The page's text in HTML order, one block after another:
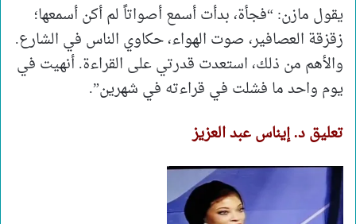
يقول مازن: “فجأة، بدأت أسمع أصواتاً لم أكن أسمعها؛
زقزقة العصافير، صوت الهواء، حكاوي الناس في الشارع.
والأهم من ذلك، استعدت قدرتي على القراءة. أنهيت في
يوم واحد ما فشلت في قراءته في شهرين”.
تعليق د. إيناس عبد العزيز